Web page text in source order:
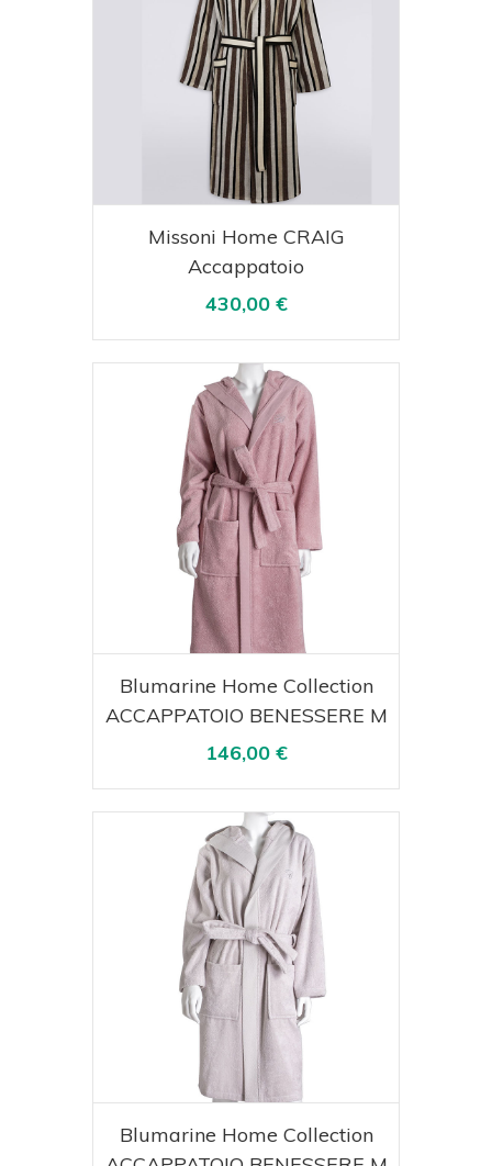
Acquista Visualizza
Missoni Home CRAIG
Accappatoio
430,00 €
Acquista Visualizza
Blumarine Home Collection
ACCAPPATOIO BENESSERE M
146,00 €
Acquista Visualizza
Blumarine Home Collection